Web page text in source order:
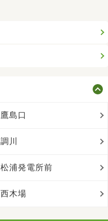
鷹島口
調川
松浦発電所前
西木場